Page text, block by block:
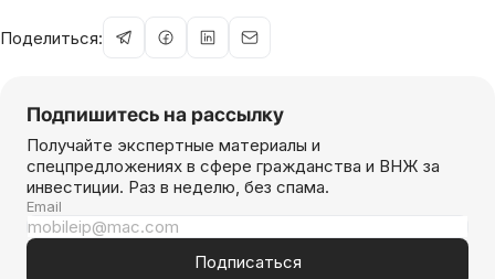
Поделиться:
Подпишитесь на рассылку
Получайте экспертные материалы и
спецпредложениях в сфере гражданства и ВНЖ за
инвестиции. Раз в неделю, без спама.
Email
Подписаться